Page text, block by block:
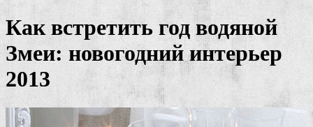
Как встретить год водяной
Змеи: новогодний интерьер
2013